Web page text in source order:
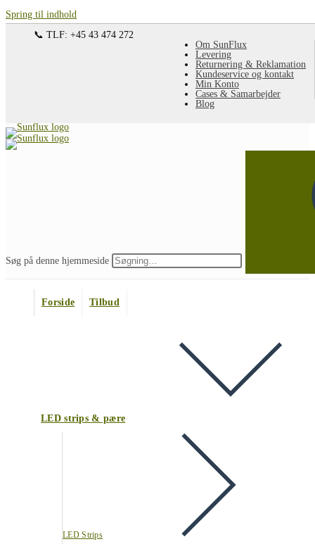
Spring til indhold
Om SunFlux
Levering
Returnering & Reklamation
Kundeservice og kontakt
Min Konto
Cases & Samarbejder
Blog
📞 TLF: +45 43 474 272
Søg på denne hjemmeside
Forside Tilbud
LED strips & pære
LED Strips